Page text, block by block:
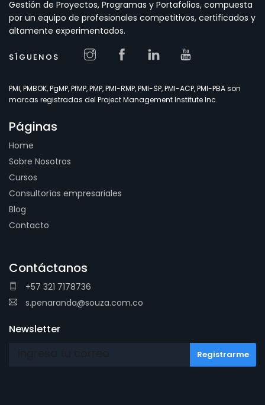
Gestión de Proyectos, Programas y Portafolios, compuesta
por un equipo de profesionales competitivos, certificados y
altamente experimentados.
SÍGUENOS
PMI, PMBOK, PgMP, PfMP, PMP, PMI-RMP, PMI-SP, PMI-ACP, PMI-PBA son
marcas registradas del Project Management Institute Inc.
Páginas
Home
Sobre Nosotros
Cursos
Consultorías empresariales
Blog
Contacto
Contáctanos
+57 321 7178736
s.penaranda@souza.com.co
Newsletter